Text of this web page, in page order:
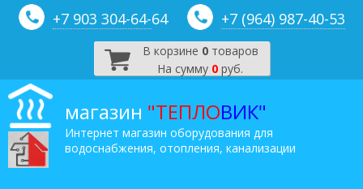
+7 903 304-64-64 +7 (964) 987-40-53
В корзине 0товаров
На сумму 0 руб.
магазин "ТЕПЛОВИК"
Интернет магазин оборудования для
водоснабжения, отопления, канализации